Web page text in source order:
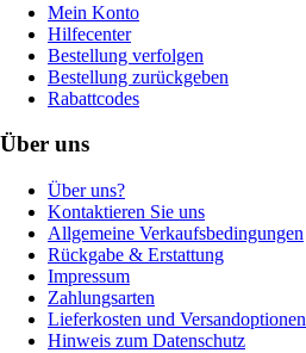
Mein Konto
Hilfecenter
Bestellung verfolgen
Bestellung zurückgeben
Rabattcodes
Über uns
Über uns?
Kontaktieren Sie uns
Allgemeine Verkaufsbedingungen
Rückgabe & Erstattung
Impressum
Zahlungsarten
Lieferkosten und Versandoptionen
Hinweis zum Datenschutz